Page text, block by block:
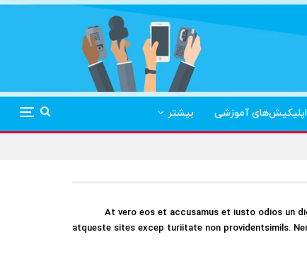
آموزشی بیشتر
At vero eos et accusamus et iusto odios un
atqueste sites excep turiitate non providentsimils.